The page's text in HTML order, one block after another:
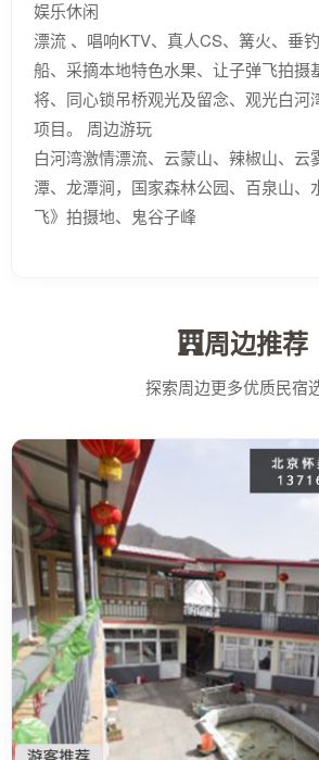
娱乐休闲
漂流 、唱响KTV、真人CS、篝火、垂
船、采摘本地特色水果、让子弹飞拍摄
将、同心锁吊桥观光及留念、观光白河
项目。 周边游玩
白河湾激情漂流、云蒙山、辣椒山、云
潭、龙潭涧，国家森林公园、百泉山、
飞》拍摄地、鬼谷子峰
周边推荐
探索周边更多优质民宿